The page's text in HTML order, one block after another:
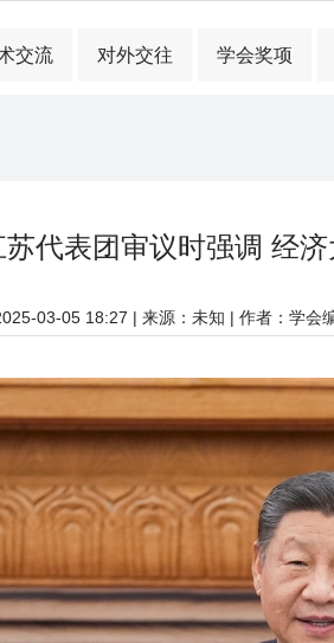
交流 对外交往 学会奖项
代表团审议时强调 经
03-05 18:27 | 来源：未知 | 作者：学会